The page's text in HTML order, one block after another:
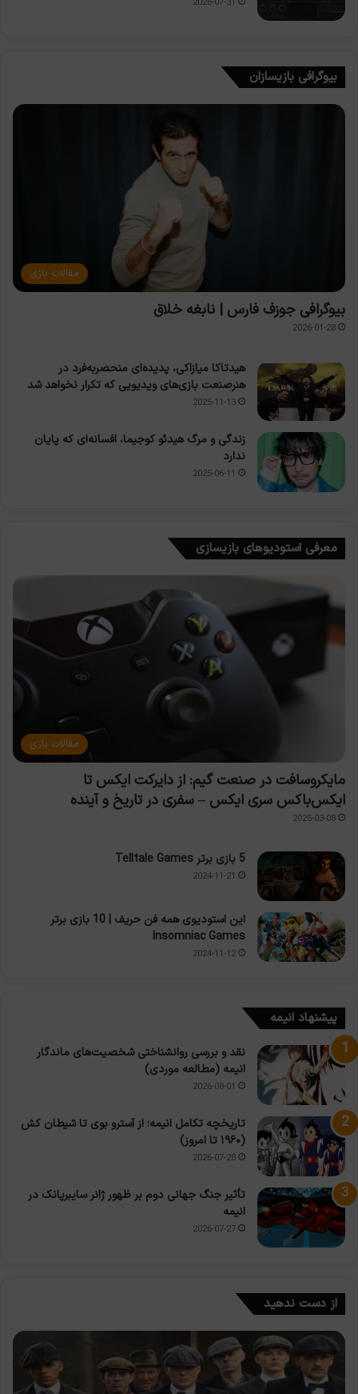
2026-07-31
بیوگرافی بازیسازان
مقالات بازی
بیوگرافی جوزف فارس | نابغه خلاق
2026-01-28
هیدتاکا میازاکی، پدیده‌ای منحصربه‌فرد در
هنرصنعت بازی‌های ویدیویی که تکرار نخواهد شد
2025-11-13
زندگی و مرگ هیدئو کوجیما، افسانه‌ای که پایان
ندارد
2025-06-11
معرفی استودیوهای بازیسازی
مقالات بازی
مایکروسافت در صنعت گیم: از دایرکت ایکس تا
ایکس‌باکس سری ایکس – سفری در تاریخ و آینده
2025-03-08
5 بازی برتر Telltale Games
2024-11-21
این استودیوی همه فن حریف | 10 بازی برتر
Insomniac Games
2024-11-12
پیشنهاد انیمه
نقد و بررسی روانشناختی شخصیت‌های ماندگار
انیمه (مطالعه موردی)
2026-08-01
تاریخچه تکامل انیمه؛ از آسترو بوی تا شیطان کش
(۱۹۶۰ تا امروز)
2026-07-28
تأثیر جنگ جهانی دوم بر ظهور ژانر سایبرپانک در
انیمه
2026-07-27
از دست ندهید